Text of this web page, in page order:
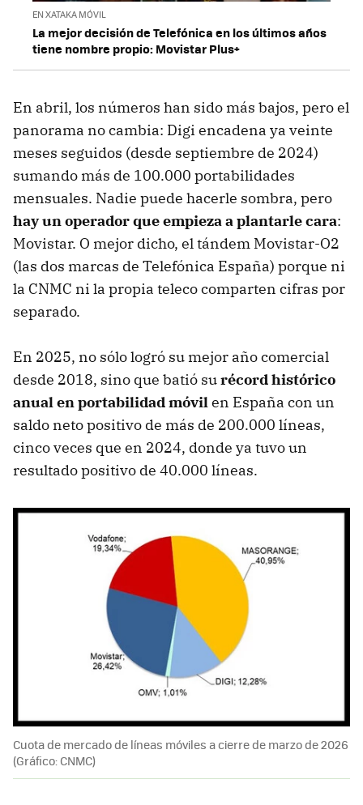
EN XATAKA MÓVIL
La mejor decisión de Telefónica en los últimos años
tiene nombre propio: Movistar Plus+
En abril, los números han sido más bajos, pero el
panorama no cambia: Digi encadena ya veinte
meses seguidos (desde septiembre de 2024)
sumando más de 100.000 portabilidades
mensuales. Nadie puede hacerle sombra, pero
hay un operador que empieza a plantarle cara:
Movistar. O mejor dicho, el tándem Movistar-O2
(las dos marcas de Telefónica España) porque ni
la CNMC ni la propia teleco comparten cifras por
separado.
En 2025, no sólo logró su mejor año comercial
desde 2018, sino que batió surécord histórico
anual enportabilidad móvilen España con un
saldo neto positivo de más de 200.000 líneas,
cinco veces que en 2024, donde ya tuvo un
resultado positivo de 40.000 líneas.
Cuota de mercado de líneas móviles a cierre de marzo de 2026
(Gráfico: CNMC)